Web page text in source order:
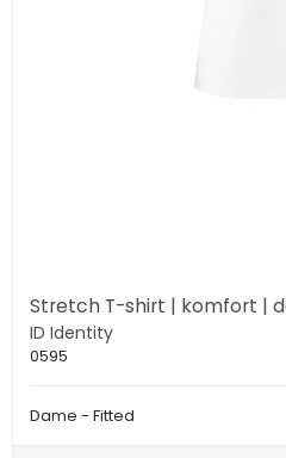
Stretch T-shirt | komfort |
ID Identity
0595
Dame - Fitted